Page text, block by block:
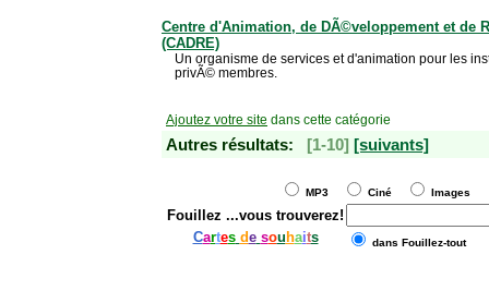
Centre d'Animation, de DÃ©veloppement et de
(CADRE)
Un organisme de services et d'animation pour les
privÃ© membres.
Ajoutez votre site dans cette catégorie
Autres résultats: [1-10] [suivants]
MP3 Ciné Images
Fouillez ...vous trouverez!
Cartes de sou haits dans Fouillez-tout